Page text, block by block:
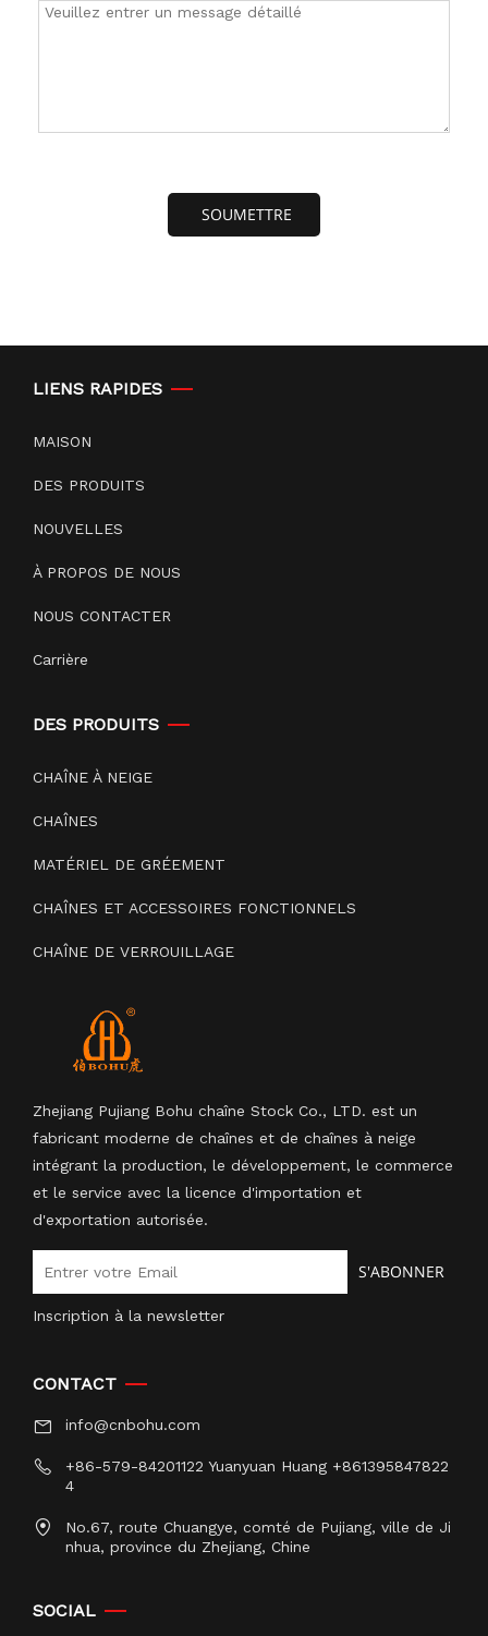
SOUMETTRE
LIENS RAPIDES
MAISON
DES PRODUITS
NOUVELLES
À PROPOS DE NOUS
NOUS CONTACTER
Carrière
DES PRODUITS
CHAÎNE À NEIGE
CHAÎNES
MATÉRIEL DE GRÉEMENT
CHAÎNES ET ACCESSOIRES FONCTIONNELS
CHAÎNE DE VERROUILLAGE
Zhejiang Pujiang Bohu chaîne Stock Co., LTD. est un
fabricant moderne de chaînes et de chaînes à neige
intégrant la production, le développement, le commerce
et le service avec la licence d'importation et
d'exportation autorisée.
S'ABONNER
Inscription à la newsletter
CONTACT
info@cnbohu.com
+86-579-84201122 Yuanyuan Huang +861395847822
4
No.67, route Chuangye, comté de Pujiang, ville de Ji
nhua, province du Zhejiang, Chine
SOCIAL